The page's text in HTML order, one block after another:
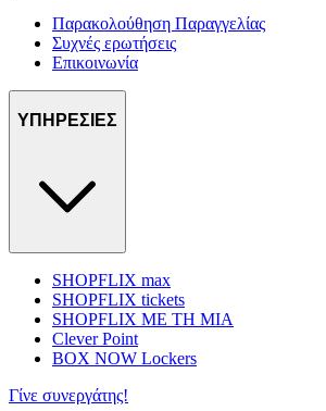
Παρακολούθηση Παραγγελίας
Συχνές ερωτήσεις
Επικοινωνία
ΥΠΗΡΕΣΙΕΣ
SHOPFLIX max
SHOPFLIX tickets
SHOPFLIX ΜΕ ΤΗ ΜΙΑ
Clever Point
BOX NOW Lockers
Γίνε συνεργάτης!